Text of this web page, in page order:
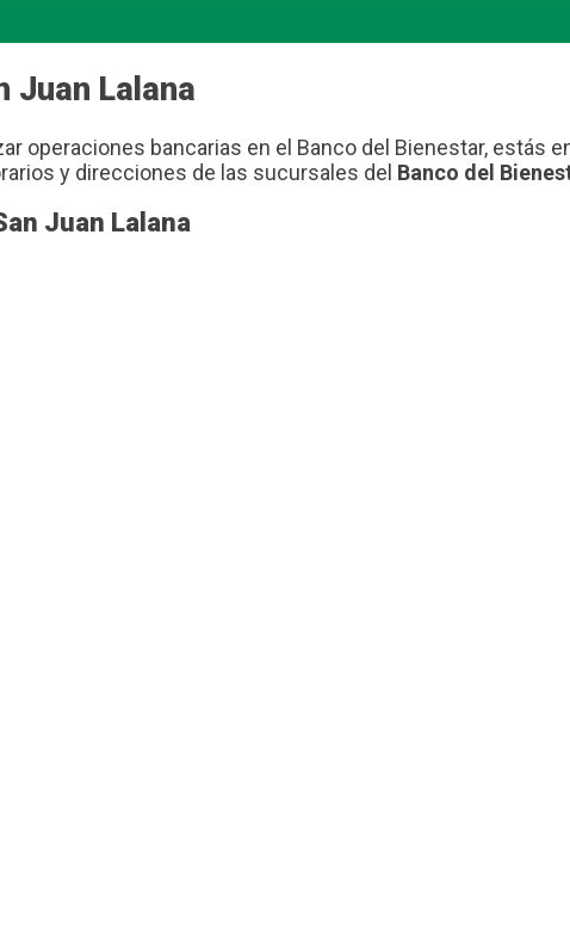
Juan Lalana
operaciones bancarias en el Banco del Bienestar, estás
y direcciones de las sucursales del Banco del
Juan Lalana